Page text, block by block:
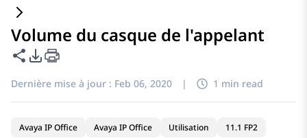
Volume du casque de l'appelant
Partager cette page
Options d'exportation PDF
Dernière mise à jour : Feb 06, 2020 | 1 min read
Avaya IP Office Avaya IP Office Utilisation 11.1 FP2